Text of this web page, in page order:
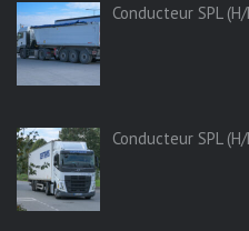
Conducteur SPL
Conducteur SPL